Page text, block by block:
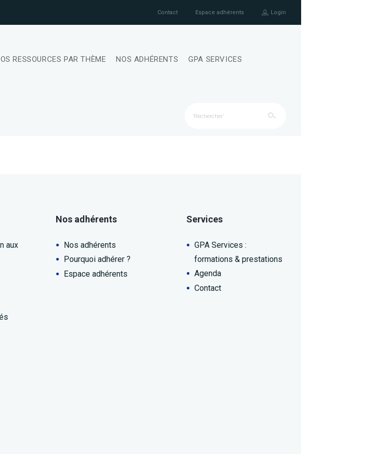
Contact Espace adhérents Login
RESSOURCES PAR THÈME NOS ADHÉRENTS GPA SERVICES
aux
Nos adhérents
Nos adhérents
Pourquoi adhérer ?
Espace adhérents
Services
GPA Services :
formations & prestations
Agenda
Contact